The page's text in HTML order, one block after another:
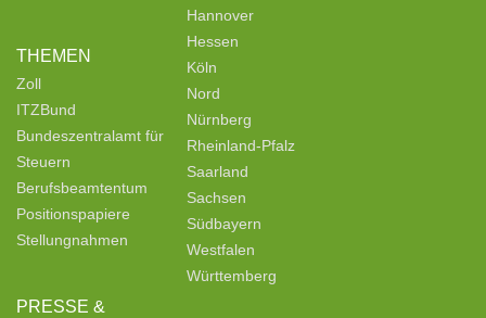
THEMEN
Zoll
ITZBund
Bundeszentralamt für
Steuern
Berufsbeamtentum
Positionspapiere
Stellungnahmen
PRESSE &
Hannover
Hessen
Köln
Nord
Nürnberg
Rheinland-Pfalz
Saarland
Sachsen
Südbayern
Westfalen
Württemberg